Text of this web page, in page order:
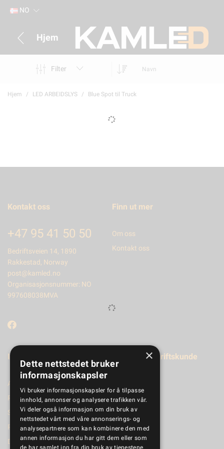
NO
Hjem
Filter Navn
Hjem LED ARBEIDSLYS Blue Spot til Truck
Kontakt oss
+47 95 41 50 50
Bedriftsveien 14, 1890
Rakkestad, Norway
post@kamled.no
Organisasjonsnummer: NO
997608038MVA
Finn ut mer
Om oss
Kontakt oss
Informasjon
Aktuelt
Produktkatalog
Salgsbetingelser
Personvernerklæring
Dokumenter
Registrer bedriftskunde
×
Dette nettstedet bruker
informasjonskapsler
Vi bruker informasjonskapsler for å tilpasse
innhold, annonser og analysere trafikken vår.
Vi deler også informasjon om din bruk av
nettstedet vårt med våre annonserings- og
analysepartnere som kan kombinere den med
annen informasjon du har gitt dem eller som
de har samlet inn fra din bruk av tjenestene